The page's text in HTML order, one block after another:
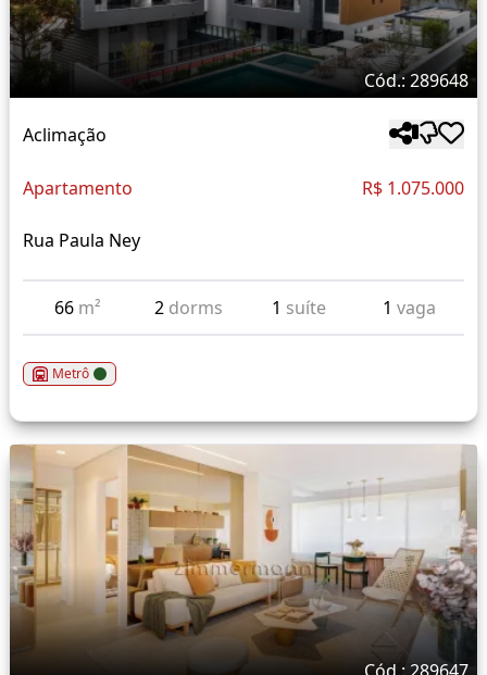
Cód.: 289648
Aclimação
Apartamento R$ 1.075.000
Rua Paula Ney
66 m² 2 dorms 1 suíte 1 vaga
Metrô